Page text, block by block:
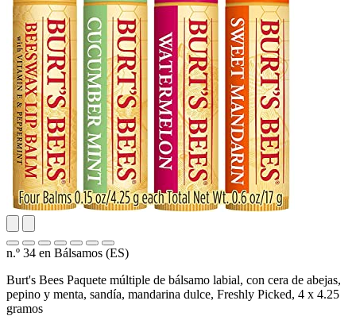
n.º 34 en Bálsamos (ES)
Burt's Bees Paquete múltiple de bálsamo labial, con cera de abejas,
pepino y menta, sandía, mandarina dulce, Freshly Picked, 4 x 4.25
gramos